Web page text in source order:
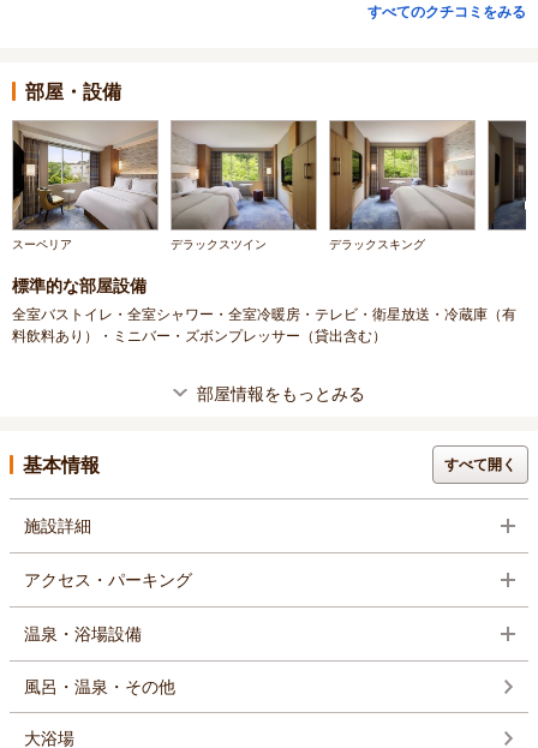
すべてのクチコミをみる
部屋・設備
スーペリア デラックスツイン デラックスキング
標準的な部屋設備
全室バストイレ・全室シャワー・全室冷暖房・テレビ・衛星放送・冷蔵庫（有
料飲料あり）・ミニバー・ズボンプレッサー（貸出含む）
部屋情報をもっとみる
基本情報 すべて開く
施設詳細
アクセス・パーキング
温泉・浴場設備
風呂・温泉・その他
大浴場